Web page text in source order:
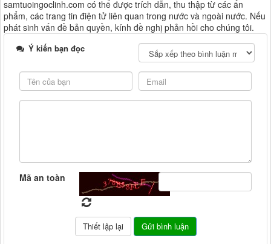
samtuoingoclinh.com có thể được trích dẫn, thu thập từ các ấn
phẩm, các trang tin điện tử liên quan trong nước và ngoài nước. Nếu
phát sinh vấn đề bản quyền, kính đề nghị phản hồi cho chúng tôi.
Ý kiến bạn đọc
Mã an toàn